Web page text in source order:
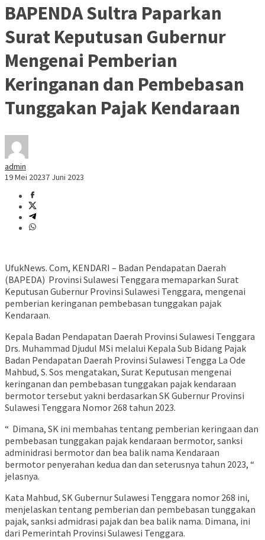
BAPENDA Sultra Paparkan
Surat Keputusan Gubernur
Mengenai Pemberian
Keringanan dan Pembebasan
Tunggakan Pajak Kendaraan
admin
19 Mei 20237 Juni 2023
UfukNews. Com, KENDARI – Badan Pendapatan Daerah
(BAPEDA) Provinsi Sulawesi Tenggara memaparkan Surat
Keputusan Gubernur Provinsi Sulawesi Tenggara, mengenai
pemberian keringanan pembebasan tunggakan pajak
Kendaraan.
Kepala Badan Pendapatan Daerah Provinsi Sulawesi Tenggara
Drs. Muhammad Djudul MSi melalui Kepala Sub Bidang Pajak
Badan Pendapatan Daerah Provinsi Sulawesi Tengga La Ode
Mahbud, S. Sos mengatakan, Surat Keputusan mengenai
keringanan dan pembebasan tunggakan pajak kendaraan
bermotor tersebut yakni berdasarkan SK Gubernur Provinsi
Sulawesi Tenggara Nomor 268 tahun 2023.
“ Dimana, SK ini membahas tentang pemberian keringaan dan
pembebasan tunggakan pajak kendaraan bermotor, sanksi
adminidrasi bermotor dan bea balik nama Kendaraan
bermotor penyerahan kedua dan dan seterusnya tahun 2023, “
jelasnya.
Kata Mahbud, SK Gubernur Sulawesi Tenggara nomor 268 ini,
menjelaskan tentang pemberian dan pembebasan tunggakan
pajak, sanksi admidrasi pajak dan bea balik nama. Dimana, ini
dari Pemerintah Provinsi Sulawesi Tenggara.